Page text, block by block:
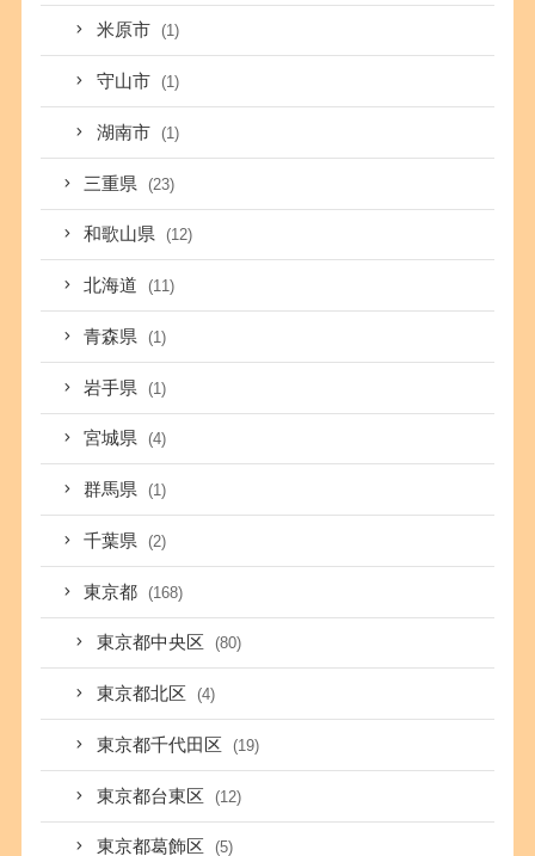
米原市 (1)
守山市 (1)
湖南市 (1)
三重県 (23)
和歌山県 (12)
北海道 (11)
青森県 (1)
岩手県 (1)
宮城県 (4)
群馬県 (1)
千葉県 (2)
東京都 (168)
東京都中央区 (80)
東京都北区 (4)
東京都千代田区 (19)
東京都台東区 (12)
東京都葛飾区 (5)